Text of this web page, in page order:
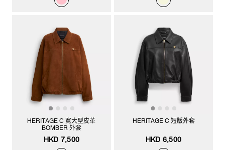
HERITAGE C 寬大型皮革
BOMBER 外套
HKD 7,500
HERITAGE C 短版外套
HKD 6,500